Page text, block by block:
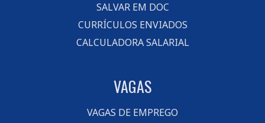
SALVAR EM DOC
CURRÍCULOS ENVIADOS
CALCULADORA SALARIAL
VAGAS
VAGAS DE EMPREGO